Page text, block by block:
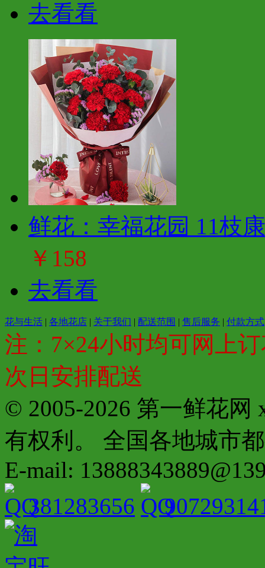
去看看
鲜花：幸福花园 11枝
￥158
去看看
花与生活 | 各地花店 | 关于我们 | 配送范围 | 售后服务 | 付款方式
注：7×24小时均可网上
次日安排配送
© 2005-2026 第一鲜花网
有权利。 全国各地城市
E-mail:
381283656